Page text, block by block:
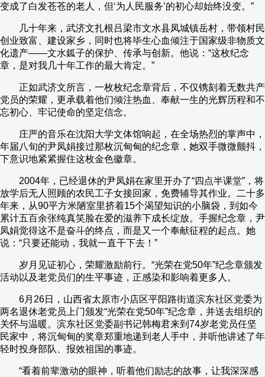
变成了白发苍苍的老人，但‘为人民服务’的初心却始终没变。”
几十年来，武济文扎根吕梁市文水县凤城镇岳村，带领村民
创业致富、建设家乡，同时也将毕生心血倾注于国家级非物质文
化遗产——文水鈲子的保护、传承与创新。他说：“这枚纪念
章，是对我几十年工作的最大肯定。”
正如武济文所言，一枚枚纪念章背后，不仅镌刻着无数共产
党员的荣耀，更承载着他们倾注热血、奉献一生的光辉历程和不
忘初心、牢记使命的坚定信念。
庄严的音乐在沈阳大学文体馆响起，在全场热烈的掌声中，
年届八旬的尹凤娟接过那枚沉甸甸的纪念章，她双手微微颤抖，
下意识地紧紧握住这枚金色徽章。
2004年，已经退休的尹凤娟在家里开办了“四点半课堂”，将
放学后无人照顾的农民工子女接回家，免费辅导其作业。二十多
年来，从90平方米陋室里挤着15个渴望知识的小脑袋，到如今
累计五百余张纯真笑脸在爱的滋养下成长绽放。手握纪念章，尹
凤娟觉得这不是奋斗的终点，而是又一个奉献征程的起点。她
说：“只要还能动，我就一直干下去！”
岁月见证初心，荣耀激励前行。“光荣在党50年”纪念章颁发
活动以及老党员们的生平事迹，正感染和影响着更多人。
6月26日，山西省太原市小店区平阳路街道滨东社区党委为
两名退休老党员上门颁发“光荣在党50年”纪念章，并送去组织的
关怀与温暖。滨东社区党委副书记韩梅君来到74岁老党员任坚
民家中，将沉甸甸的奖章郑重地递到老人手中，并听他讲述了年
轻时投身部队、报效祖国的事迹。
“看着前辈激动的眼神，听着他们励志的故事，让我深深感